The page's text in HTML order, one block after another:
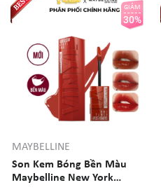
GIẢM
30%
MAYBELLINE
Son Kem Bóng Bền Màu
Maybelline New York